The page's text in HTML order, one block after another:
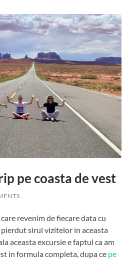
pe coasta de vest
revenim de fiecare data cu
pierdut sirul vizitelor in aceasta
aceasta excursie e faptul ca am
in formula completa, dupa ce pe